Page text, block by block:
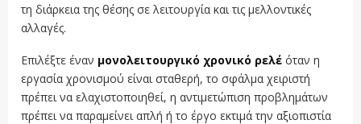
τη διάρκεια της θέσης σε λειτουργία και τις μελλοντικές
αλλαγές.
Επιλέξτε έναν μονολειτουργικό χρονικό ρελέ όταν η
εργασία χρονισμού είναι σταθερή, το σφάλμα χειριστή
πρέπει να ελαχιστοποιηθεί, η αντιμετώπιση προβλημάτων
πρέπει να παραμείνει απλή ή το έργο εκτιμά την αξιοπιστία